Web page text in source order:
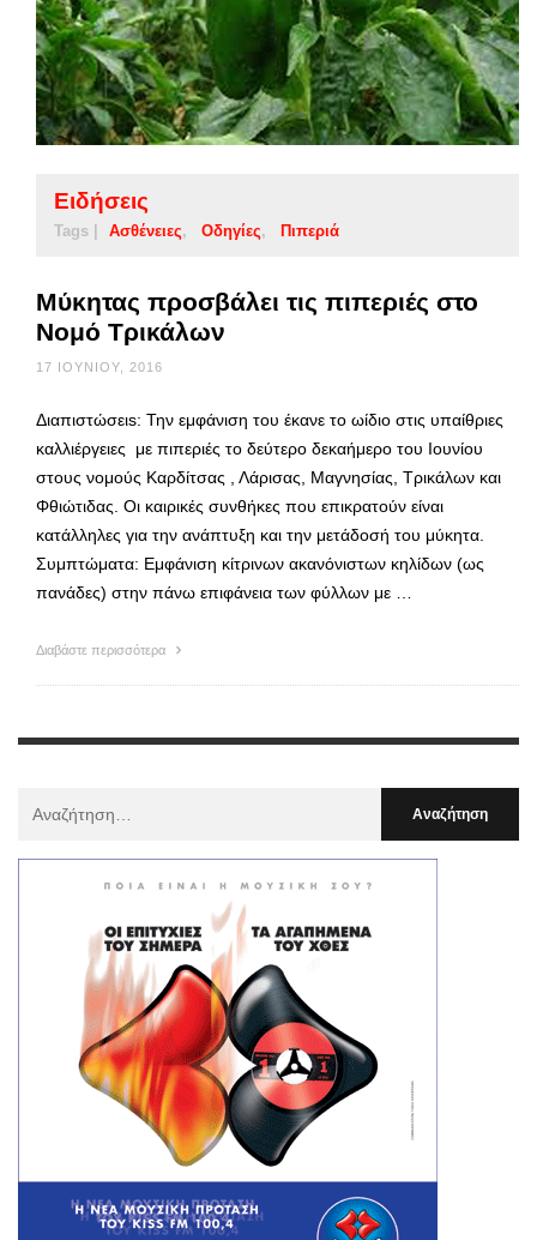
Ειδήσεις
Tags | Ασθένειες Οδηγίες Πιπεριά
Μύκητας προσβάλει τις πιπεριές στο
Νομό Τρικάλων
17 ΙΟΥΝΊΟΥ, 2016
Διαπιστώσειs: Την εμφάνιση του έκανε το ωίδιο στις υπαίθριες
καλλιέργειες με πιπεριές το δεύτερο δεκαήμερο του Ιουνίου
στους νομούς Καρδίτσας , Λάρισας, Μαγνησίας, Τρικάλων και
Φθιώτιδας. Oι καιρικές συνθήκες που επικρατούν είναι
κατάλληλες για την ανάπτυξη και την μετάδοσή του μύκητα.
Συμπτώματα: Εμφάνιση κίτρινων ακανόνιστων κηλίδων (ως
πανάδες) στην πάνω επιφάνεια των φύλλων με …
Διαβάστε περισσότερα
: